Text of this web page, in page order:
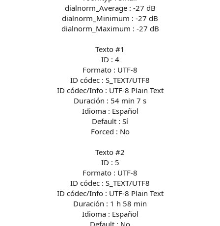
dialnorm_Average : -27 dB
dialnorm_Minimum : -27 dB
dialnorm_Maximum : -27 dB
Texto #1
ID : 4
Formato : UTF-8
ID códec : S_TEXT/UTF8
ID códec/Info : UTF-8 Plain Text
Duración : 54 min 7 s
Idioma : Español
Default : Sí
Forced : No
Texto #2
ID : 5
Formato : UTF-8
ID códec : S_TEXT/UTF8
ID códec/Info : UTF-8 Plain Text
Duración : 1 h 58 min
Idioma : Español
Default : No